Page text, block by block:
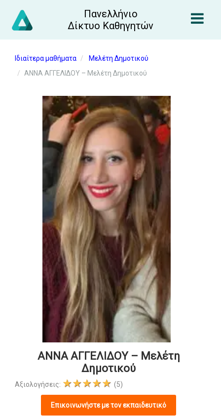
Πανελλήνιο
Δίκτυο Καθηγητών
Ιδιαίτερα μαθήματα
Μελέτη Δημοτικού
ΑΝΝΑ ΑΓΓΕΛΙΔΟΥ – Μελέτη Δημοτικού
ΑΝΝΑ ΑΓΓΕΛΙΔΟΥ – Μελέτη
Δημοτικού
Αξιολογήσεις: ★★★★★ (5)
Επικοινωνήστε με τον εκπαιδευτικό